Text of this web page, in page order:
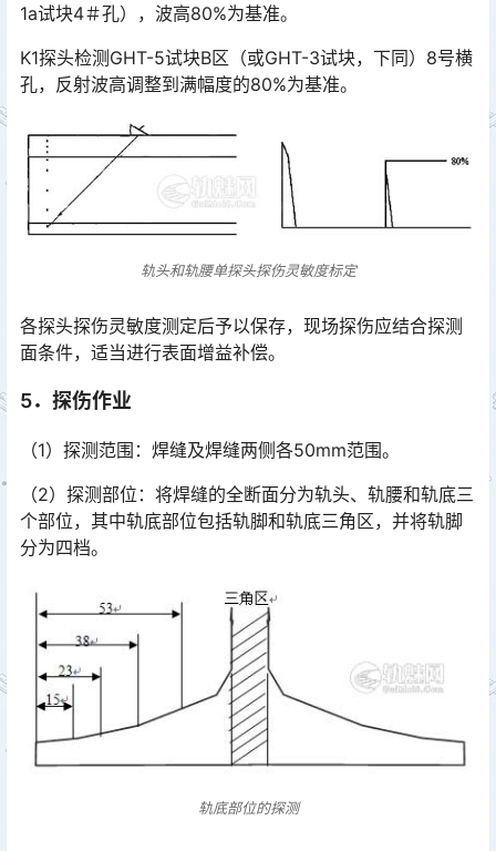
1a试块4＃孔），波高80%为基准。
K1探头检测GHT-5试块B区（或GHT-3试块，下同）8号横
孔，反射波高调整到满幅度的80%为基准。
轨头和轨腰单探头探伤灵敏度标定
各探头探伤灵敏度测定后予以保存，现场探伤应结合探测
面条件，适当进行表面增益补偿。
5．探伤作业
（1）探测范围：焊缝及焊缝两侧各50mm范围。
（2）探测部位：将焊缝的全断面分为轨头、轨腰和轨底三
个部位，其中轨底部位包括轨脚和轨底三角区，并将轨脚
分为四档。
轨底部位的探测